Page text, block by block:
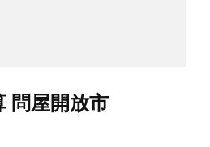
問屋開放市